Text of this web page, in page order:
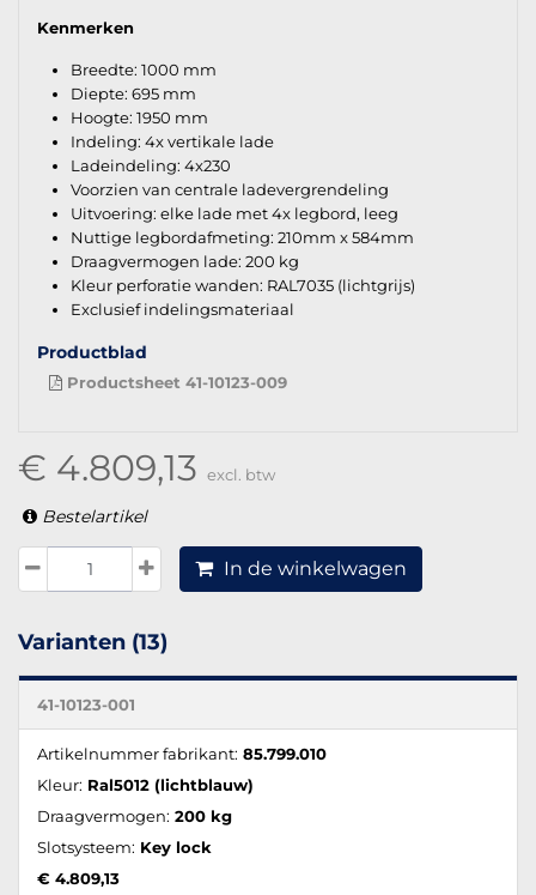
Kenmerken
Breedte: 1000 mm
Diepte: 695 mm
Hoogte: 1950 mm
Indeling: 4x vertikale lade
Ladeindeling: 4x230
Voorzien van centrale ladevergrendeling
Uitvoering: elke lade met 4x legbord, leeg
Nuttige legbordafmeting: 210mm x 584mm
Draagvermogen lade: 200 kg
Kleur perforatie wanden: RAL7035 (lichtgrijs)
Exclusief indelingsmateriaal
Productblad
Productsheet 41-10123-009
€ 4.809,13 excl. btw
Bestelartikel
In de winkelwagen
Varianten (13)
41-10123-001
Artikelnummer fabrikant: 85.799.010
Kleur: Ral5012 (lichtblauw)
Draagvermogen: 200 kg
Slotsysteem: Key lock
€ 4.809,13